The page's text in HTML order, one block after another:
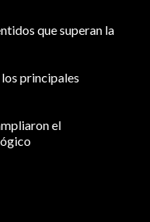
que superan la
principales
el